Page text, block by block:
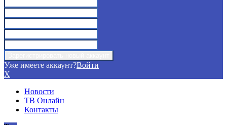
Уже имеете аккаунт?Войти
X
Новости
ТВ Онлайн
Контакты